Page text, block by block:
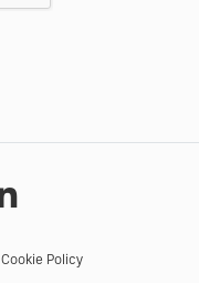
Cookie Policy